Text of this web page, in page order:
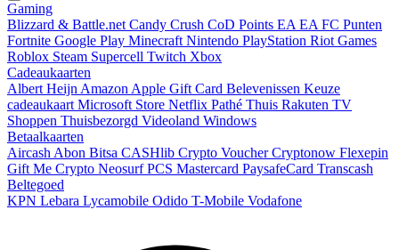
Gaming
Blizzard & Battle.net Candy Crush CoD Points EA EA FC Punten
Fortnite Google Play Minecraft Nintendo PlayStation Riot Games
Roblox Steam Supercell Twitch Xbox
Cadeaukaarten
Albert Heijn Amazon Apple Gift Card Belevenissen Keuze
cadeaukaart Microsoft Store Netflix Pathé Thuis Rakuten TV
Shoppen Thuisbezorgd Videoland Windows
Betaalkaarten
Aircash Abon Bitsa CASHlib Crypto VoucherCryptonow Flexepin
Gift Me Crypto NeosurfPCS Mastercard PaysafeCard Transcash
Beltegoed
KPN Lebara Lycamobile Odido T-Mobile Vodafone